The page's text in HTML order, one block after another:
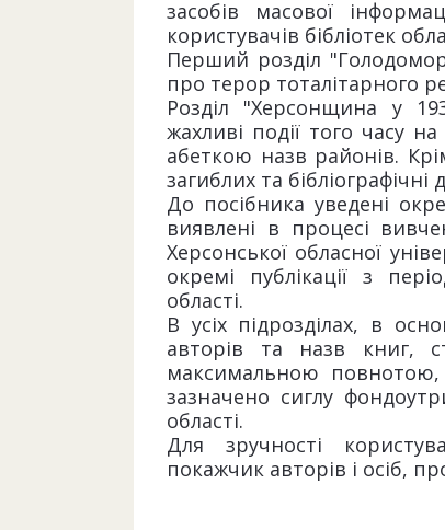
засобів масової
користувачів бібліотек
Перший розділ "Голодомор
про терор тоталітарного
Розділ "Херсонщина у
жахливі події того часу
абеткою назв районів.
загиблих та бібліографічні
До посібника уведені
виявлені в процесі
Херсонської обласної
окремі публікації з
області.
В усіх підрозділах, в
авторів та назв книг,
максимальною повнотою,
зазначено сиглу
області.
Для зручності
покажчик авторів і осіб,